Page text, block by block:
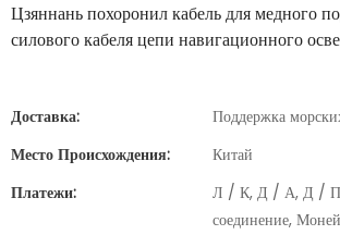
Цзяннань похоронил кабель для медного
силового кабеля цепи навигационного
Доставка:
Поддержка
Место Происхождения:
Китай
Платежи:
Л / К, Д / А, Д / П,
соединение,